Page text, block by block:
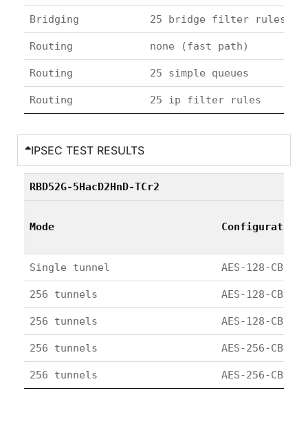
Bridging 25 bridge filter rules
Routing none (fast path)
Routing 25 simple queues
Routing 25 ip filter rules
IPSEC TEST RESULTS
RBD52G-5HacD2HnD-TCr2
Mode Configuration
Single tunnel AES-128-CBC +
256 tunnels AES-128-CBC +
256 tunnels AES-128-CBC +
256 tunnels AES-256-CBC +
256 tunnels AES-256-CBC +